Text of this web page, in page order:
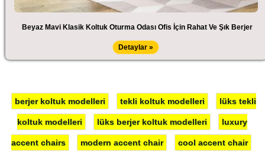
Beyaz Mavi Klasik Koltuk Oturma Odası Ofis İçin Rahat Ve Şık Berjer
Detaylar »
berjer koltuk modelleri tekli koltuk modelleri lüks tekli
koltuk modelleri lüks berjer koltuk modelleri luxury
accent chairs modern accent chair cool accent chair